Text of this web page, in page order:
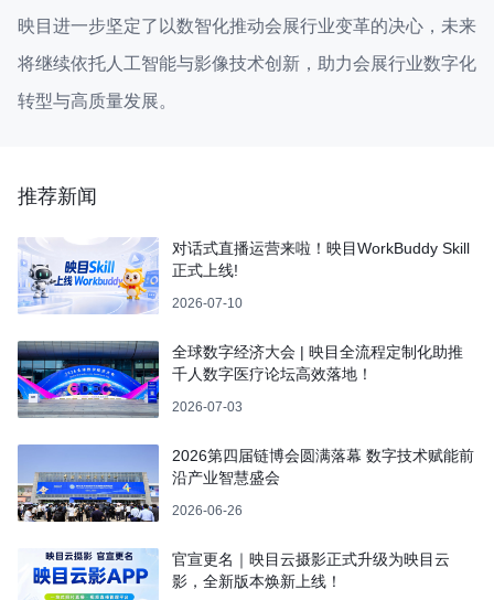
映目进一步坚定了以数智化推动会展行业变革的决心，未来
将继续依托人工智能与影像技术创新，助力会展行业数字化
转型与高质量发展。
推荐新闻
对话式直播运营来啦！映目WorkBuddy Skill
正式上线!
2026-07-10
全球数字经济大会 | 映目全流程定制化助推
千人数字医疗论坛高效落地！
2026-07-03
2026第四届链博会圆满落幕 数字技术赋能前
沿产业智慧盛会
2026-06-26
官宣更名｜映目云摄影正式升级为映目云
影，全新版本焕新上线！